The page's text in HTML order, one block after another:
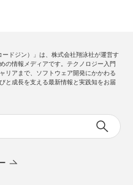
ードジン）」は、株式会社翔泳社が運営す
の情報メディアです。テクノロジー入門
リアまで、ソフトウェア開発にかかわる
と成長を支える最新情報と実践知をお届